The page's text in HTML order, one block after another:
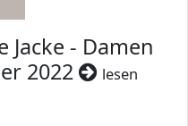
Jacke - Damen
2022
lesen